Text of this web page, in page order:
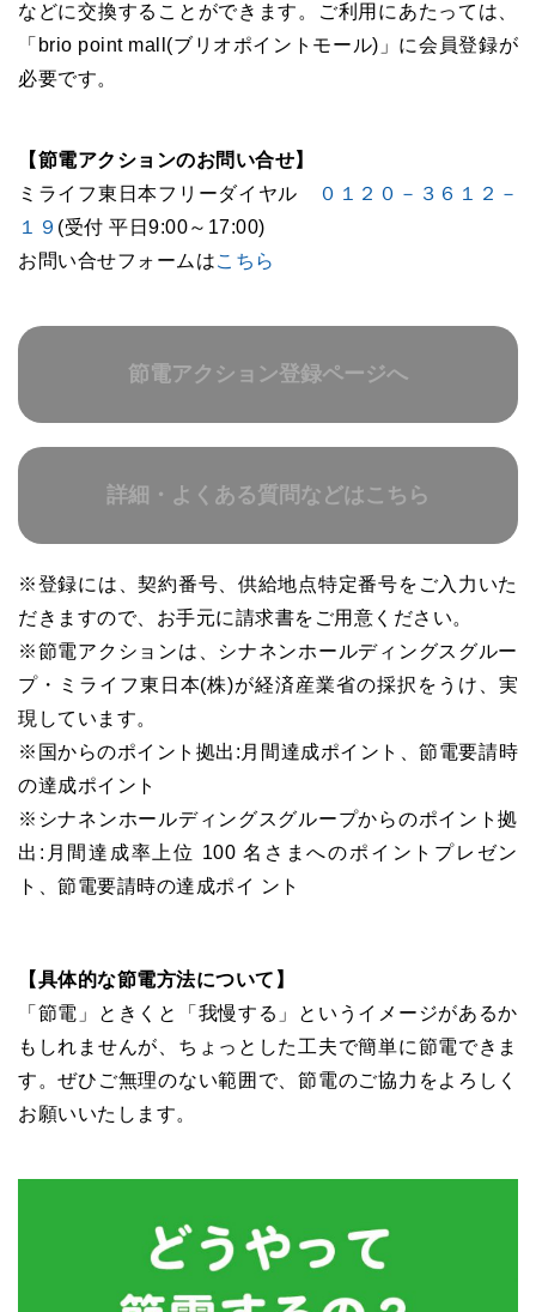
などに交換することができます。ご利用にあたっては、
「brio point mall(ブリオポイントモール)」に会員登録が
必要です。
【節電アクションのお問い合せ】
ミライフ東日本フリーダイヤル
０１２０－３６１２－
１９ (受付 平日9:00～17:00)
お問い合せフォームはこちら
節電アクション登録ページへ
詳細・よくある質問などはこちら
※登録には、契約番号、供給地点特定番号をご入力いた
だきますので、お手元に請求書をご用意ください。
※節電アクションは、シナネンホールディングスグルー
プ・ミライフ東日本(株)が経済産業省の採択をうけ、実
現しています。
※国からのポイント拠出:月間達成ポイント、節電要請時
の達成ポイント
※シナネンホールディングスグループからのポイント拠
出:月間達成率上位 100 名さまへのポイントプレゼン
ト、節電要請時の達成ポイ ント
【具体的な節電方法について】
「節電」ときくと「我慢する」というイメージがあるか
もしれませんが、ちょっとした工夫で簡単に節電できま
す。ぜひご無理のない範囲で、節電のご協力をよろしく
お願いいたします。